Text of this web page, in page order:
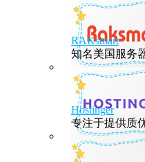
RAKsmart
知名美国服务
Hostinger
专注于提供质